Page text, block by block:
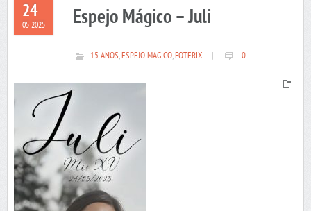
24
05 2025 Espejo Mágico – Juli
15 AÑOS,ESPEJO MAGICO,FOTERIX 0